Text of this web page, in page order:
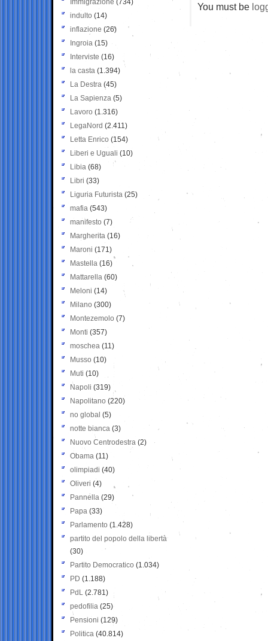
You must be
Immigrazione (734)
indulto (14)
inflazione (26)
Ingroia (15)
Interviste (16)
la casta (1.394)
La Destra (45)
La Sapienza (5)
Lavoro (1.316)
LegaNord (2.411)
Letta Enrico (154)
Liberi e Uguali (10)
Libia (68)
Libri (33)
Liguria Futurista (25)
mafia (543)
manifesto (7)
Margherita (16)
Maroni (171)
Mastella (16)
Mattarella (60)
Meloni (14)
Milano (300)
Montezemolo (7)
Monti (357)
moschea (11)
Musso (10)
Muti (10)
Napoli (319)
Napolitano (220)
no global (5)
notte bianca (3)
Nuovo Centrodestra (2)
Obama (11)
olimpiadi (40)
Oliveri (4)
Pannella (29)
Papa (33)
Parlamento (1.428)
partito del popolo della libertà
(30)
Partito Democratico (1.034)
PD (1.188)
PdL (2.781)
pedofilia (25)
Pensioni (129)
Politica (40.814)